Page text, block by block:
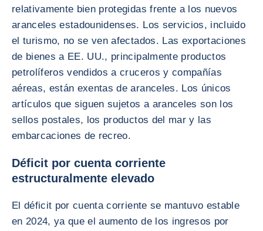
relativamente bien protegidas frente a los nuevos
aranceles estadounidenses. Los servicios, incluido
el turismo, no se ven afectados. Las exportaciones
de bienes a EE. UU., principalmente productos
petrolíferos vendidos a cruceros y compañías
aéreas, están exentas de aranceles. Los únicos
artículos que siguen sujetos a aranceles son los
sellos postales, los productos del mar y las
embarcaciones de recreo.
Déficit por cuenta corriente
estructuralmente elevado
El déficit por cuenta corriente se mantuvo estable
en 2024, ya que el aumento de los ingresos por